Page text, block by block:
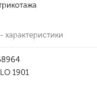
характеристики
1901